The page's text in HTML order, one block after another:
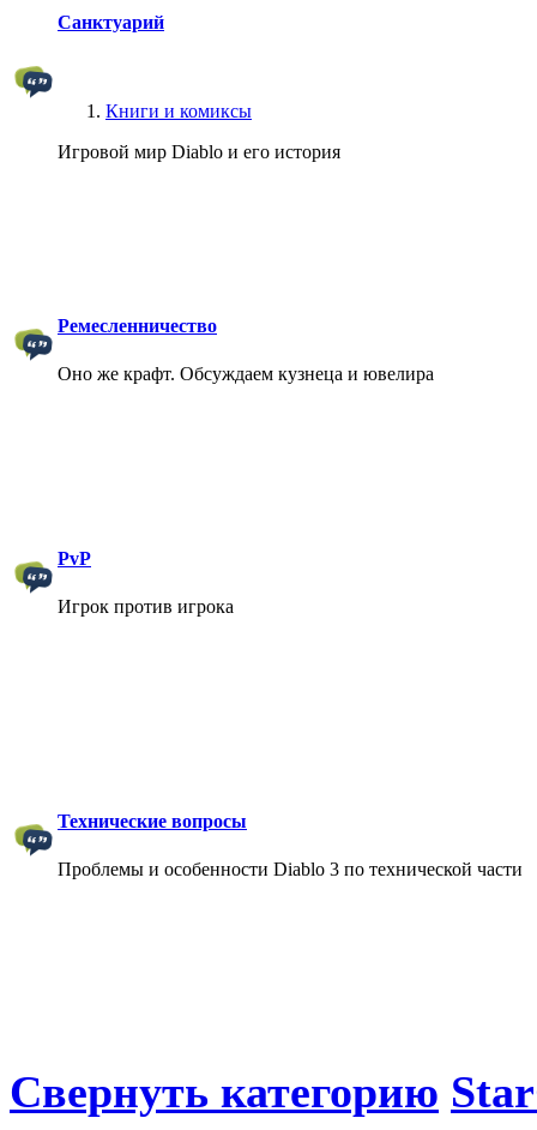
Санктуарий
Книги и комиксы
Игровой мир Diablo и его история
Ремесленничество
Оно же крафт. Обсуждаем кузнеца и ювелира
PvP
Игрок против игрока
Технические вопросы
Проблемы и особенности Diablo 3 по технической части
Свернуть категорию